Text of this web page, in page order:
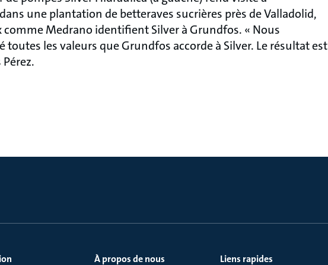
une plantation de betteraves sucrières près de Valladolid,
comme Medrano identifient Silver à Grundfos. « Nous
toutes les valeurs que Grundfos accorde à Silver. Le résultat est
À propos de nous Liens rapides